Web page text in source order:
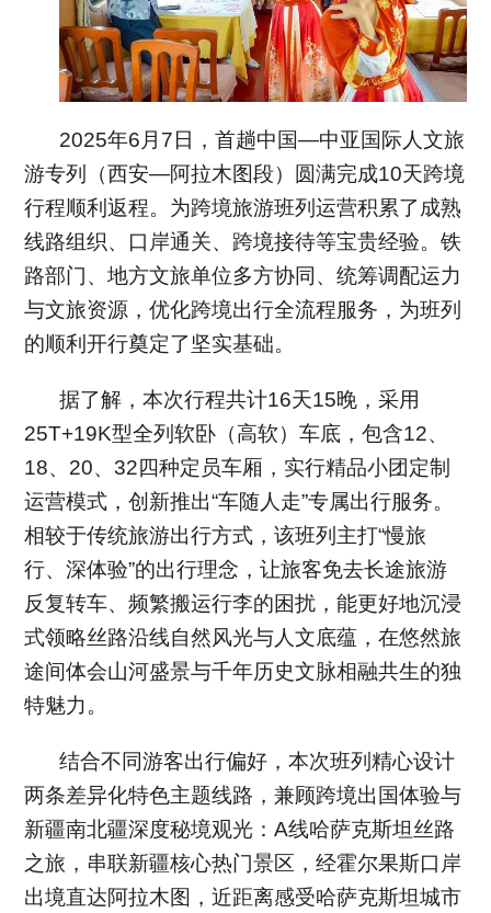
2025年6月7日，首趟中国—中亚国际人文旅
游专列（西安—阿拉木图段）圆满完成10天跨境
行程顺利返程。为跨境旅游班列运营积累了成熟
线路组织、口岸通关、跨境接待等宝贵经验。铁
路部门、地方文旅单位多方协同、统筹调配运力
与文旅资源，优化跨境出行全流程服务，为班列
的顺利开行奠定了坚实基础。
据了解，本次行程共计16天15晚，采用
25T+19K型全列软卧（高软）车底，包含12、
18、20、32四种定员车厢，实行精品小团定制
运营模式，创新推出“车随人走”专属出行服务。
相较于传统旅游出行方式，该班列主打“慢旅
行、深体验”的出行理念，让旅客免去长途旅游
反复转车、频繁搬运行李的困扰，能更好地沉浸
式领略丝路沿线自然风光与人文底蕴，在悠然旅
途间体会山河盛景与千年历史文脉相融共生的独
特魅力。
结合不同游客出行偏好，本次班列精心设计
两条差异化特色主题线路，兼顾跨境出国体验与
新疆南北疆深度秘境观光：A线哈萨克斯坦丝路
之旅，串联新疆核心热门景区，经霍尔果斯口岸
出境直达阿拉木图，近距离感受哈萨克斯坦城市